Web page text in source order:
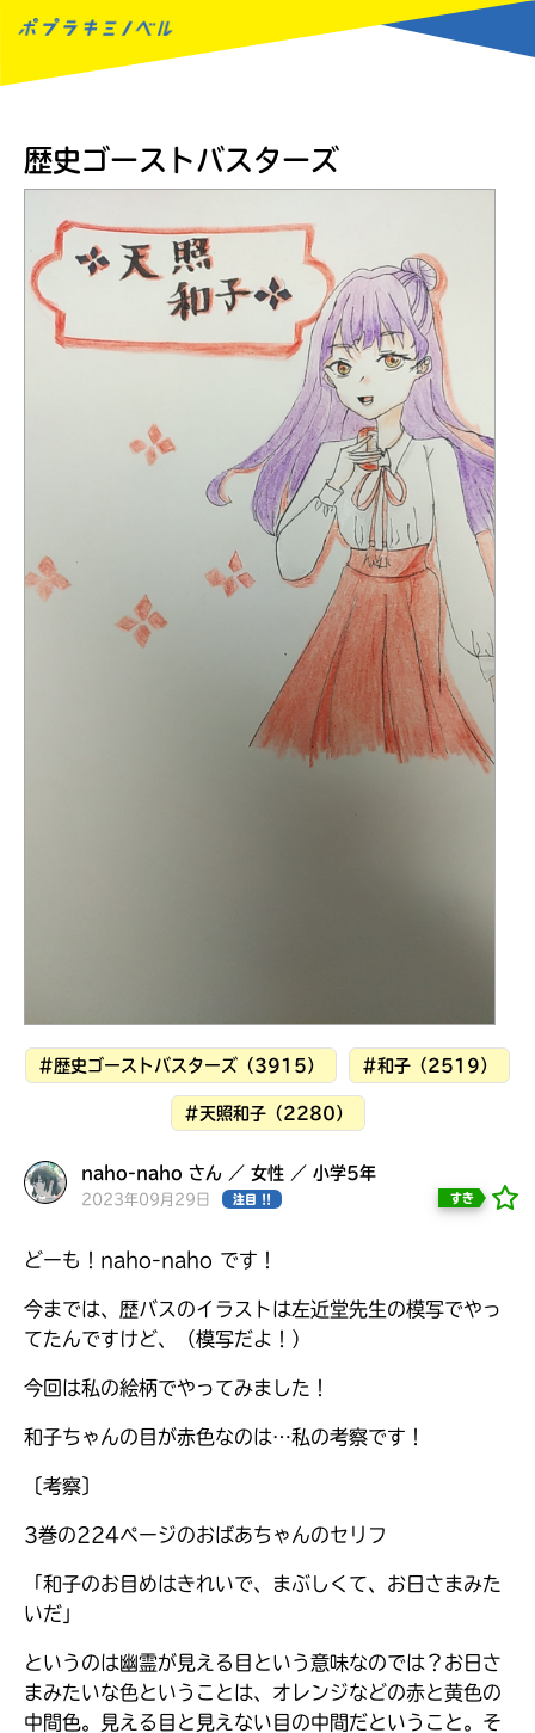
読みたい本が
見つかる
歴史ゴーストバスターズ
#歴史ゴーストバスターズ（3915） #和子（2519）
#天照和子（2280）
naho-naho さん ／ 女性 ／ 小学5年
2023年09月29日 注目 !! すき
どーも！naho-naho です！
今までは、歴バスのイラストは左近堂先生の模写でやっ
てたんですけど、（模写だよ！）
今回は私の絵柄でやってみました！
和子ちゃんの目が赤色なのは…私の考察です！
〔考察〕
3巻の224ページのおばあちゃんのセリフ
「和子のお目めはきれいで、まぶしくて、お日さまみた
いだ」
というのは幽霊が見える目という意味なのでは？お日さ
まみたいな色ということは、オレンジなどの赤と黄色の
中間色。見える目と見えない目の中間だということ。そ